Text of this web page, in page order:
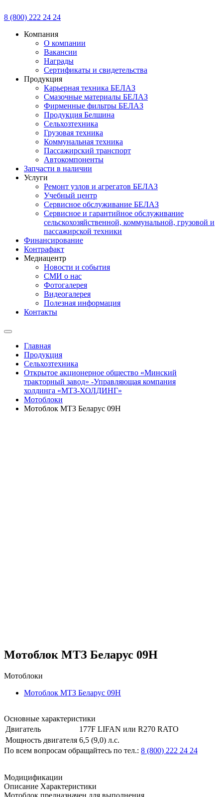
8 (800) 222 24 24
Компания
О компании
Вакансии
Награды
Сертификаты и свидетельства
Продукция
Карьерная техника БЕЛАЗ
Смазочные материалы БЕЛАЗ
Фирменные фильтры БЕЛАЗ
Продукция Белшина
Сельхозтехника
Грузовая техника
Коммунальная техника
Пассажирский транспорт
Автокомпоненты
Запчасти в наличии
Услуги
Ремонт узлов и агрегатов БЕЛАЗ
Учебный центр
Сервисное обслуживание БЕЛАЗ
Сервисное и гарантийное обслуживание
сельскохозяйственной, коммунальной, грузовой и
пассажирской техники
Финансирование
Контрафакт
Медиацентр
Новости и события
СМИ о нас
Фотогалерея
Видеогалерея
Полезная информация
Контакты
Главная
Продукция
Сельхозтехника
Открытое акционерное общество «Минский
тракторный завод» -Управляющая компания
холдинга «МТЗ-ХОЛДИНГ»
Мотоблоки
Мотоблок МТЗ Беларус 09Н
Мотоблок МТЗ Беларус 09Н
Мотоблоки
Мотоблок МТЗ Беларус 09Н
Основные характеристики
Двигатель
177F LIFAN или R270 RATO
Мощность двигателя 6,5 (9,0) л.с.
По всем вопросам обращайтесь по тел.: 8 (800) 222 24 24
Модицификации
Описание Характеристики
Мотоблок предназначен для выполнения